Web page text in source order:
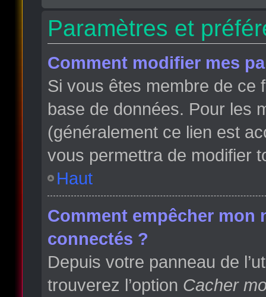
Paramètres et
Comment modifier mes
Si vous êtes membre de ce
base de données. Pour les
(généralement ce lien est
vous permettra de modifier
Haut
Comment empêcher mon
connectés ?
Depuis votre panneau de
trouverez l’option Cacher